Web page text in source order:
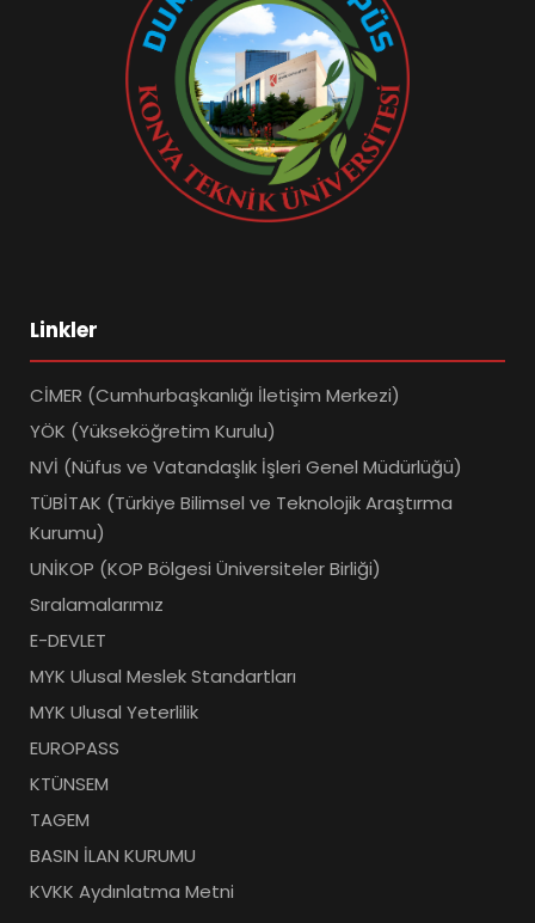
Linkler
CİMER (Cumhurbaşkanlığı İletişim Merkezi)
YÖK (Yükseköğretim Kurulu)
NVİ (Nüfus ve Vatandaşlık İşleri Genel Müdürlüğü)
TÜBİTAK (Türkiye Bilimsel ve Teknolojik Araştırma
Kurumu)
UNİKOP (KOP Bölgesi Üniversiteler Birliği)
Sıralamalarımız
E-DEVLET
MYK Ulusal Meslek Standartları
MYK Ulusal Yeterlilik
EUROPASS
KTÜNSEM
TAGEM
BASIN İLAN KURUMU
KVKK Aydınlatma Metni